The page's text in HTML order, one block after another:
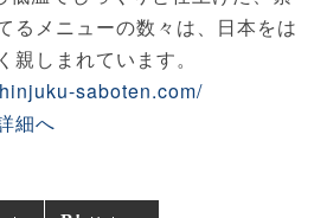
るメニューの数々は、日本をは
親しまれています。
saboten.com/
細へ